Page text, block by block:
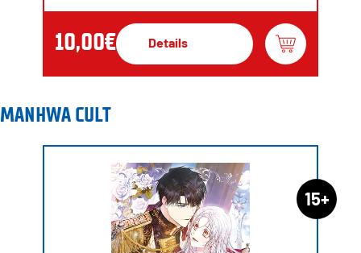
10,00€ Details
MANHWA CULT
15+